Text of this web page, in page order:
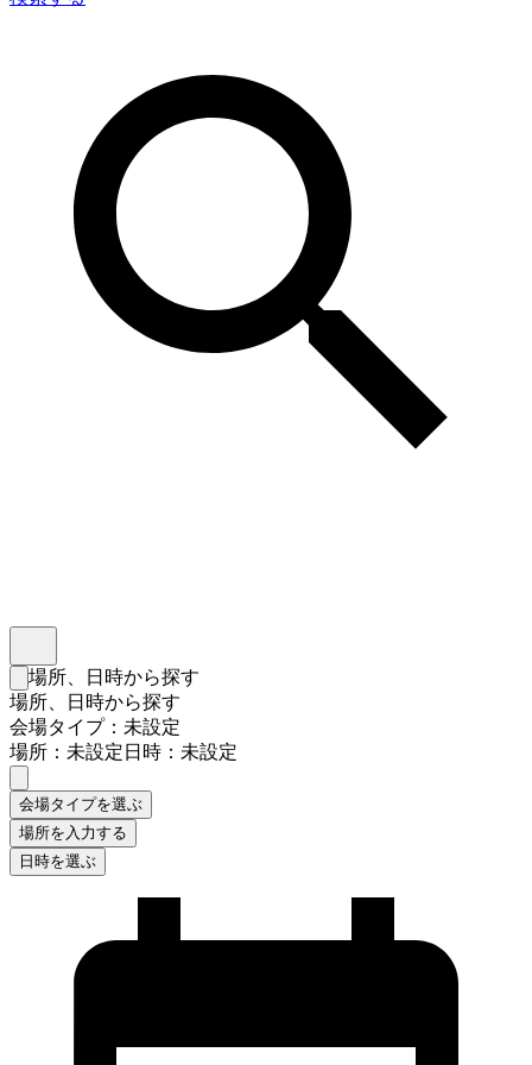
検索フォームを閉じる
場所、日時から探す
場所、日時から探す
会場タイプ：未設定
場所：未設定日時：未設定
会場タイプを選ぶ
場所を入力する
日時を選ぶ